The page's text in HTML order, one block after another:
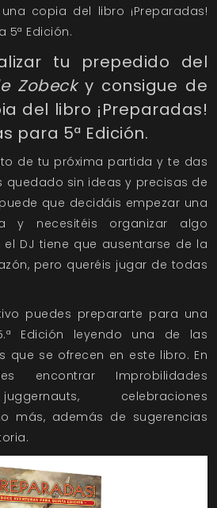
copia del libro ¡Preparadas!
5ª Edición.
tu prepedido del
Zobecky consigue de
del libro ¡Preparadas!
para 5ª Edición.
de tu próxima partida y te das
quedado sin ideas y precisas de
que decidáis empezar una
y necesitéis organizar algo
DJ tiene que ausentarse de la
pero queréis jugar de todas
puedes prepararte para una
Edición leyendo una de las
que se ofrecen en este libro. En
encontrar Improbilidades
celebraciones
más, además de sugerencias